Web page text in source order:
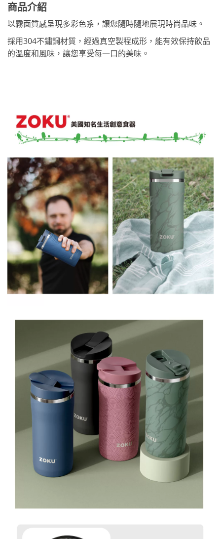
商品介紹
以霧面質感呈現多彩色系，讓您隨時隨地展現時尚品味。
採用304不鏽鋼材質，經過真空製程成形，能有效保持飲品
的溫度和風味，讓您享受每一口的美味。